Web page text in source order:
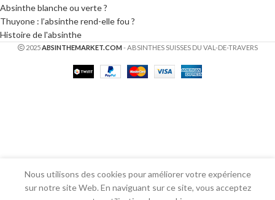
Absinthe blanche ou verte ?
Thuyone : l’absinthe rend-elle fou ?
Histoire de l'absinthe
2025ABSINTHEMARKET.COM - ABSINTHES SUISSES DU VAL-DE-TRAVERS
Nous utilisons des cookies pour améliorer votre expérience
sur notre site Web. En naviguant sur ce site, vous acceptez